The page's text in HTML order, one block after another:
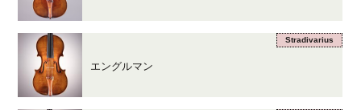
Stradivarius
エングルマン